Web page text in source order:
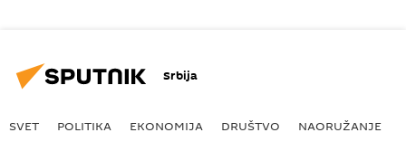
Srbija
SVET POLITIKA EKONOMIJA DRUŠTVO NAORUŽANJE